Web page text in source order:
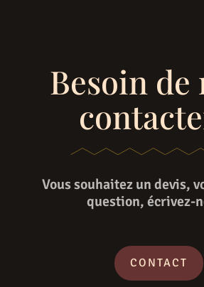
Besoin de
Vous souhaitez un devis,
question, écrivez-
CONTACT